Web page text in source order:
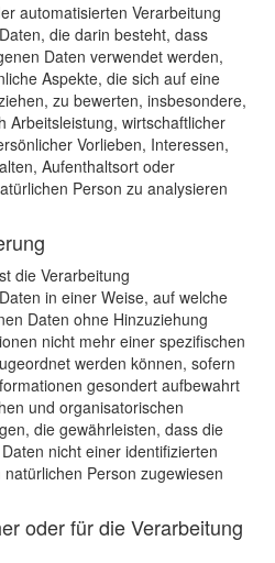
automatisierten Verarbeitung
die darin besteht, dass
Daten verwendet werden,
Aspekte, die sich auf eine
zu bewerten, insbesondere,
Arbeitsleistung, wirtschaftlicher
Vorlieben, Interessen,
Aufenthaltsort oder
Person zu analysieren
die Verarbeitung
in einer Weise, auf welche
Daten ohne Hinzuziehung
nicht mehr einer spezifischen
werden können, sofern
gesondert aufbewahrt
und organisatorischen
die gewährleisten, dass die
nicht einer identifizierten
Person zugewiesen
oder für die Verarbeitung